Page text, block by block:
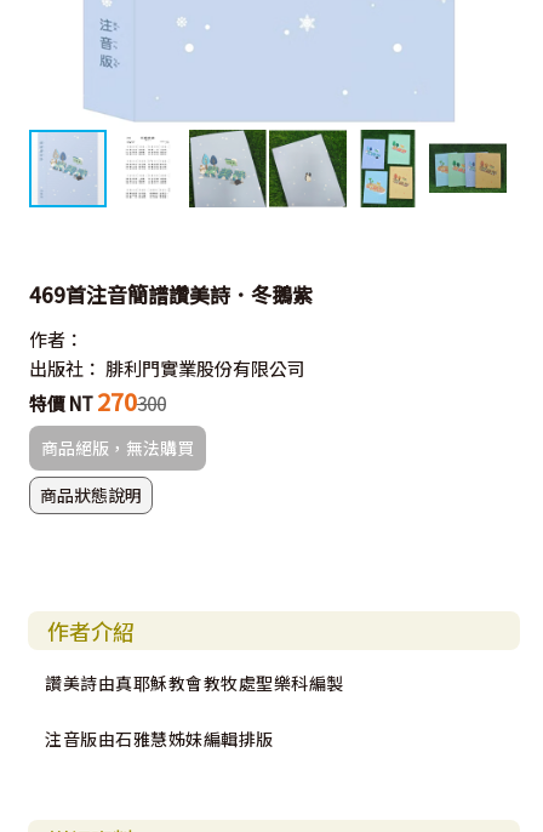
469首注音簡譜讚美詩．冬鵝紫
作者：
出版社： 腓利門實業股份有限公司
特價 NT 270300
商品絕版，無法購買
商品狀態說明
作者介紹
讚美詩由真耶穌教會教牧處聖樂科編製
注音版由石雅慧姊妹編輯排版